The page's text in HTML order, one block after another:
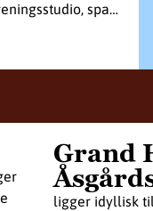
spa…
Grand
ligger idyllisk